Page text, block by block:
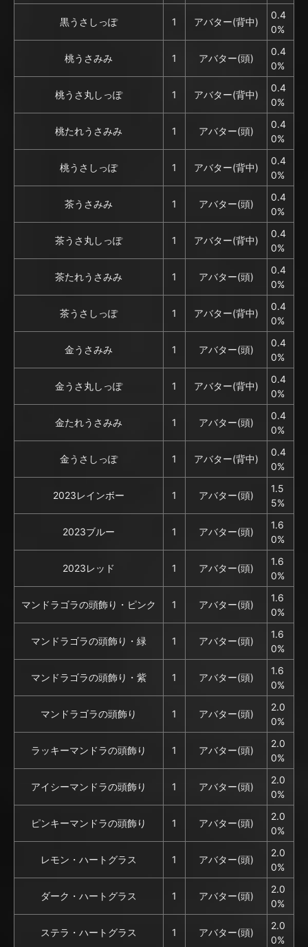
黒うさしっぽ 1 アバター(背中)
0.4
0%
桃うさみみ 1 アバター(頭)
0.4
0%
桃うさ丸しっぽ 1 アバター(背中)
0.4
0%
桃たれうさみみ 1 アバター(頭)
0.4
0%
桃うさしっぽ 1 アバター(背中)
0.4
0%
茶うさみみ 1 アバター(頭)
0.4
0%
茶うさ丸しっぽ 1 アバター(背中)
0.4
0%
茶たれうさみみ 1 アバター(頭)
0.4
0%
茶うさしっぽ 1 アバター(背中)
0.4
0%
金うさみみ 1 アバター(頭)
0.4
0%
金うさ丸しっぽ 1 アバター(背中)
0.4
0%
金たれうさみみ 1 アバター(頭)
0.4
0%
金うさしっぽ 1 アバター(背中)
0.4
0%
2023レインボー 1 アバター(頭)
1.5
5%
2023ブルー 1 アバター(頭)
1.6
0%
2023レッド 1 アバター(頭)
1.6
0%
マンドラゴラの頭飾り・ピンク 1 アバター(頭)
1.6
0%
マンドラゴラの頭飾り・緑 1 アバター(頭)
1.6
0%
マンドラゴラの頭飾り・紫 1 アバター(頭)
1.6
0%
マンドラゴラの頭飾り 1 アバター(頭)
2.0
0%
ラッキーマンドラの頭飾り 1 アバター(頭)
2.0
0%
アイシーマンドラの頭飾り 1 アバター(頭)
2.0
0%
ピンキーマンドラの頭飾り 1 アバター(頭)
2.0
0%
レモン・ハートグラス 1 アバター(頭)
2.0
0%
ダーク・ハートグラス 1 アバター(頭)
2.0
0%
ステラ・ハートグラス 1 アバター(頭)
2.0
0%